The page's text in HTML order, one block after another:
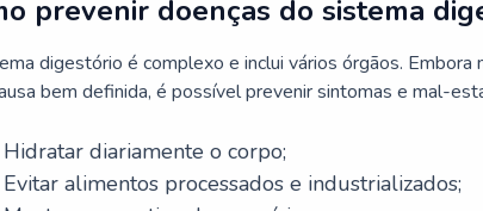
prevenir doenças do sistema
digestório é complexo e inclui vários órgãos. Embora
bem definida, é possível prevenir sintomas e mal-
Hidratar diariamente o corpo;
Evitar alimentos processados e industrializados;